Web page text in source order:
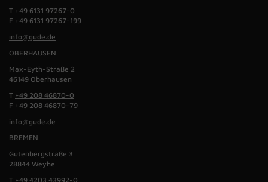
T +49 6131 97267-0
F +49 6131 97267-199
info@gude.de
OBERHAUSEN
Max-Eyth-Straße 2
46149 Oberhausen
T +49 208 46870-0
F +49 208 46870-79
info@gude.de
BREMEN
Gutenbergstraße 3
28844 Weyhe
T +49 4203 43992-0